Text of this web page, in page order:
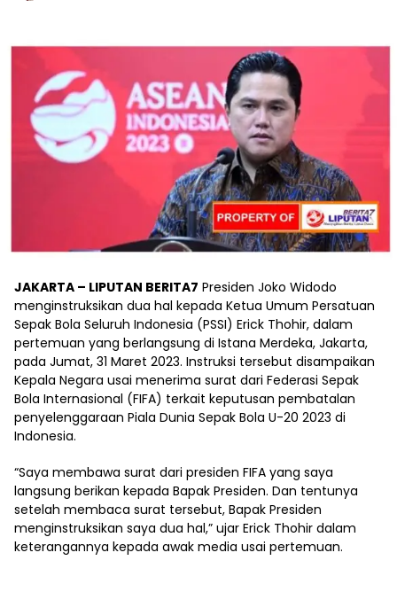
JAKARTA – LIPUTAN BERITA7 Presiden Joko Widodo
menginstruksikan dua hal kepada Ketua Umum Persatuan
Sepak Bola Seluruh Indonesia (PSSI) Erick Thohir, dalam
pertemuan yang berlangsung di Istana Merdeka, Jakarta,
pada Jumat, 31 Maret 2023. Instruksi tersebut disampaikan
Kepala Negara usai menerima surat dari Federasi Sepak
Bola Internasional (FIFA) terkait keputusan pembatalan
penyelenggaraan Piala Dunia Sepak Bola U-20 2023 di
Indonesia.
“Saya membawa surat dari presiden FIFA yang saya
langsung berikan kepada Bapak Presiden. Dan tentunya
setelah membaca surat tersebut, Bapak Presiden
menginstruksikan saya dua hal,” ujar Erick Thohir dalam
keterangannya kepada awak media usai pertemuan.